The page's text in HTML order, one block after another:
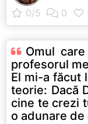
Omul
profesorul
El mi-a făcut
teorie: Dacă
cine te crezi
o adunare de